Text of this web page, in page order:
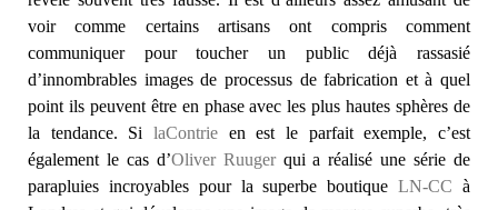
voir comme certains artisans ont compris comment
communiquer pour toucher un public déjà rassasié
d’innombrables images de processus de fabrication et à quel
point ils peuvent être en phase avec les plus hautes sphères de
la tendance. Si laContrie en est le parfait exemple, c’est
également le cas d’Oliver Ruugerqui a réalisé une série de
parapluies incroyables pour la superbe boutiqueLN-CCà